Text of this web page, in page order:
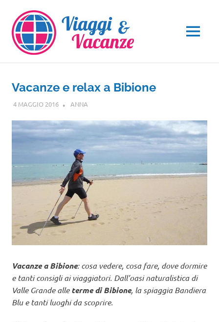
contenuto
MENU
Vacanze e relax a Bibione
4 MAGGIO 2016 ANNA
Vacanze a Bibione: cosa vedere, cosa fare, dove dormire
e tanti consigli ai viaggiatori. Dall’oasi naturalistica di
Valle Grande alleterme di Bibione, la spiaggia Bandiera
Blu e tanti luoghi da scoprire.